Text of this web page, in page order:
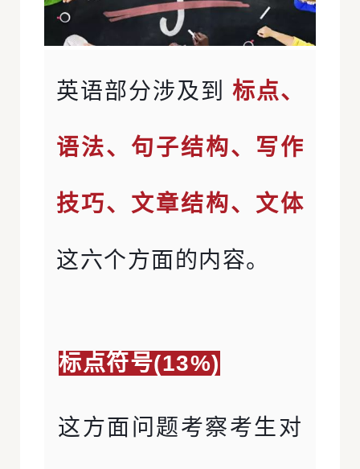
英语部分涉及到 标点、
语法、句子结构、写作
技巧、文章结构、文体
这六个方面的内容。
标点符号(13%)
这方面问题考察考生对